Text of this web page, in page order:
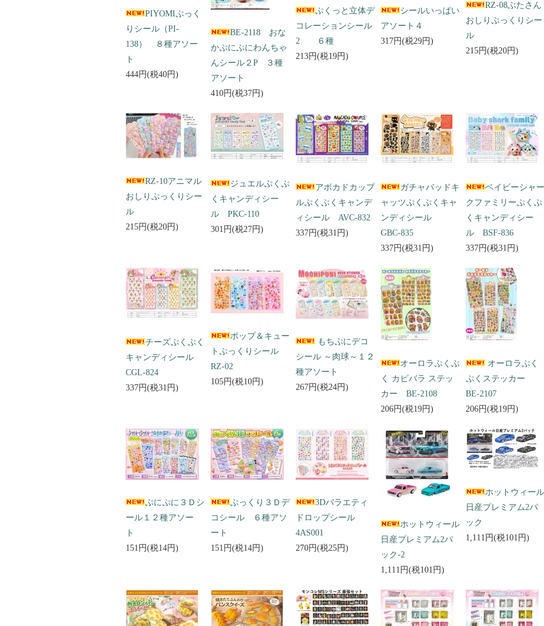
PIYOMIぷっく
りシール（PI-
138） ８種アソー
ト
444円(税40円)
BE-2118 おな
かぷにぷにわんちゃ
んシール２P ３種
アソート
410円(税37円)
ぷくっと立体デ
コレーションシール
2 ６種
213円(税19円)
シールいっぱい
アソート４
317円(税29円)
RZ-08ぶたさん
おしりぷっくりシー
ル
215円(税20円)
RZ-10アニマル
おしりぷっくりシー
ル
215円(税20円)
ジュエルぷくぷ
くキャンディシー
ル PKC-110
301円(税27円)
アボカドカップ
ルぷくぷくキャンデ
ィシール AVC-832
337円(税31円)
ガチャバッドキ
ャッツぷくぷくキャ
ンディシール
GBC-835
337円(税31円)
ベイビーシャー
クファミリーぷくぷ
くキャンディシー
ル BSF-836
337円(税31円)
チーズぷくぷく
キャンディシール
CGL-824
337円(税31円)
ポップ＆キュー
トぷっくりシール
RZ-02
105円(税10円)
もちぷにデコ
シール ～肉球～１２
種アソート
267円(税24円)
オーロラぷくぷ
く カピバラ ステッ
カー BE-2108
206円(税19円)
オーロラぷく
ぷくステッカー
BE-2107
206円(税19円)
ぷにぷに３Ｄシ
ール１２種アソー
ト
151円(税14円)
ぷっくり３Ｄデ
コシール ６種アソ
ート
151円(税14円)
3Dバラエティ
ドロップシール
4AS001
270円(税25円)
ホットウィール
日産プレミアム2パ
ック-2
1,111円(税101円)
ホットウィール
日産プレミアム2パ
ック
1,111円(税101円)